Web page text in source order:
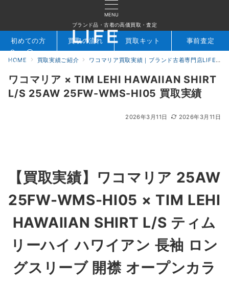
MENU
ブランド品・古着の高価買取・査定
検索 お問合せ
初めての方 買取の流れ 買取キット 事前査定
HOME 買取実績ご紹介 ワコマリア買取実績｜ブランド古着専門店LIFE
ワコマリア × TIM LEHI HAWAIIAN SHIRT
L/S 25AW 25FW-WMS-HI05 買取実績
2026年3月11日 2026年3月11日
【買取実績】
ワコマリア 25AW
25FW-WMS-HI05 × TIM LEHI
HAWAIIAN SHIRT L/S ティム
リーハイ ハワイアン 長袖 ロン
グスリーブ 開襟 オープンカラ